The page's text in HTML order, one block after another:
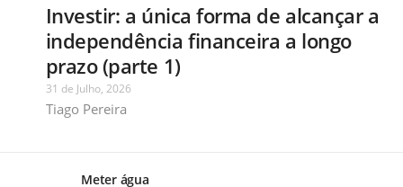
Investir: a única forma de alcançar a
independência financeira a longo
prazo (parte 1)
31 de Julho, 2026
Tiago Pereira
Meter água